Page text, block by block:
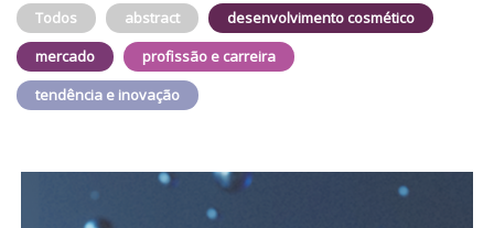
Todos abstract
desenvolvimento cosmético
mercado
profissão e carreira
tendência e inovação